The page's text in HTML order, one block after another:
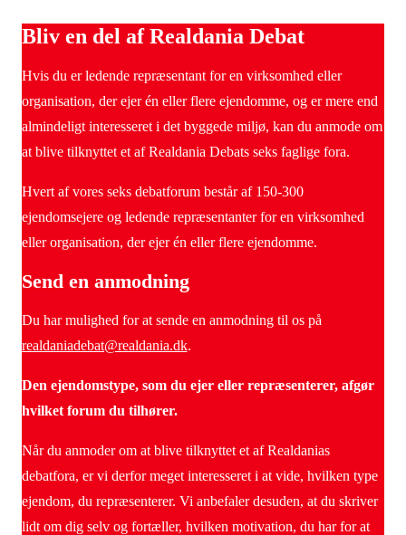
Bliv en del af Realdania Debat
Hvis du er ledende repræsentant for en virksomhed eller
organisation, der ejer én eller flere ejendomme, og er mere end
almindeligt interesseret i det byggede miljø, kan du anmode om
at blive tilknyttet et af Realdania Debats seks faglige fora.
Hvert af vores seks debatforum består af 150-300
ejendomsejere og ledende repræsentanter for en virksomhed
eller organisation, der ejer én eller flere ejendomme.
Send en anmodning
Du har mulighed for at sende en anmodning til os på
realdaniadebat@realdania.dk.
Den ejendomstype, som du ejer eller repræsenterer, afgør
hvilket forum du tilhører.
Når du anmoder om at blive tilknyttet et af Realdanias
debatfora, er vi derfor meget interesseret i at vide, hvilken type
ejendom, du repræsenterer. Vi anbefaler desuden, at du skriver
lidt om dig selv og fortæller, hvilken motivation, du har for at